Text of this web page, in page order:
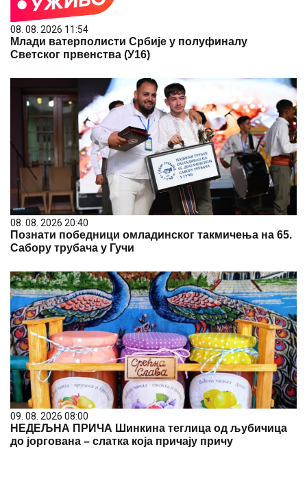
08. 08. 2026 11:54
Млади ватерполисти Србије у полуфиналу
Светског првенства (У16)
08. 08. 2026 20:40
Познати победници омладинског такмичења на 65.
Сабору трубача у Гучи
09. 08. 2026 08:00
НЕДЕЉНА ПРИЧА Шинкина теглица од љубичица
до јоргована – слатка која причају причу